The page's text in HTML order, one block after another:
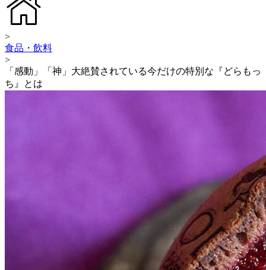
>
食品・飲料
>
「感動」「神」大絶賛されている今だけの特別な『どらもっ
ち』とは